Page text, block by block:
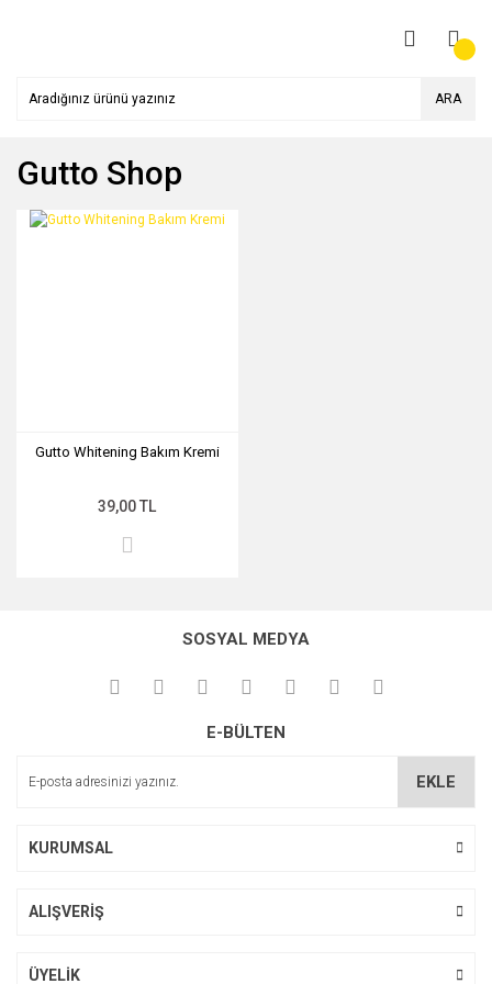
ARA
Gutto Shop
Gutto Whitening Bakım Kremi
39,00 TL
SOSYAL MEDYA
E-BÜLTEN
EKLE
KURUMSAL
ALIŞVERİŞ
ÜYELİK